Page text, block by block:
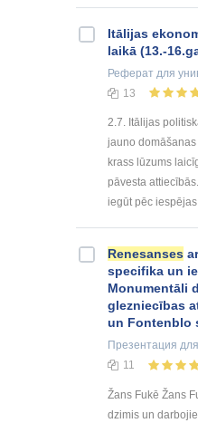
Itālijas
laikā (13.-
Реферат для
13
2.7. Itālijas
jauno
krass lūzums
pāvesta
iegūt pēc
Renesanses
specifika un
Monumentāli
glezniecības
un Fontenblo
Презентация
11
Žans Fukē Žans
dzimis un